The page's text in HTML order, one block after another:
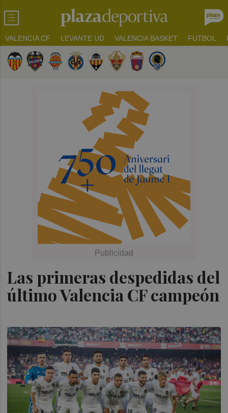
VALENCIA CF LEVANTE UD VALENCIA BASKET FUTBOL
Las primeras despedidas del
último Valencia CF campeón